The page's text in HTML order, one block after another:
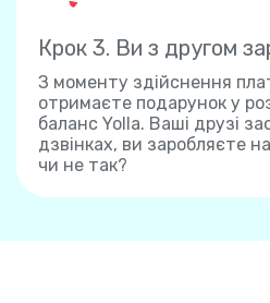
Крок 3. Ви з другом
З моменту здійснення
отримаєте подарунок у
баланс Yolla. Ваші друзі
дзвінках, ви заробляєте
чи не так?